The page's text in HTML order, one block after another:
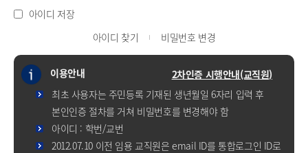
아이디 저장
아이디 찾기
비밀번호 변경
이용안내
2차인증 시행안내(교직원)
최초 사용자는 주민등록 기재된 생년월일 6자리 입력 후
본인인증 절차를 거쳐 비밀번호를 변경해야 함
아이디 : 학번/교번
2012.07.10 이전 임용 교직원은 email ID를 통합로그인 ID로